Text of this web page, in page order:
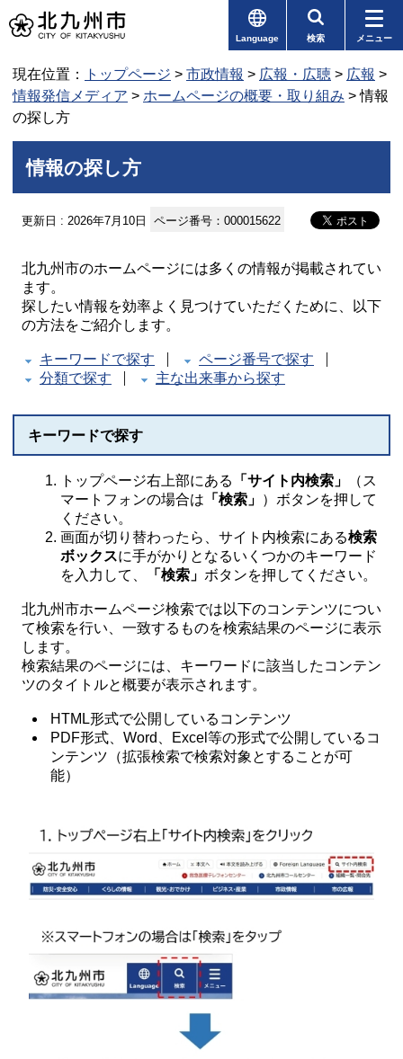
Language 検索 メニュー
現在位置： トップページ > 市政情報 > 広報・広聴 > 広報 >
情報発信メディア > ホームページの概要・取り組み > 情報
の探し方
情報の探し方
更新日 : 2026年7月10日 ページ番号：000015622
北九州市のホームページには多くの情報が掲載されてい
ます。
探したい情報を効率よく見つけていただくために、以下
の方法をご紹介します。
キーワードで探す
ページ番号で探す
分類で探す
主な出来事から探す
キーワードで探す
トップページ右上部にある 「サイト内検索」
（ス
マートフォンの場合は 「検索」 ）ボタンを押して
ください。
画面が切り替わったら、サイト内検索にある検索
ボックスに手がかりとなるいくつかのキーワード
を入力して、
「検索」 ボタンを押してください。
北九州市ホームページ検索では以下のコンテンツについ
て検索を行い、一致するものを検索結果のページに表示
します。
検索結果のページには、キーワードに該当したコンテン
ツのタイトルと概要が表示されます。
HTML形式で公開しているコンテンツ
PDF形式、Word、Excel等の形式で公開しているコ
ンテンツ（拡張検索で検索対象とすることが可
能）